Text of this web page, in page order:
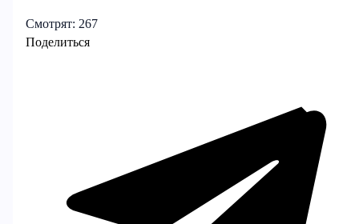
Смотрят: 267
Поделиться